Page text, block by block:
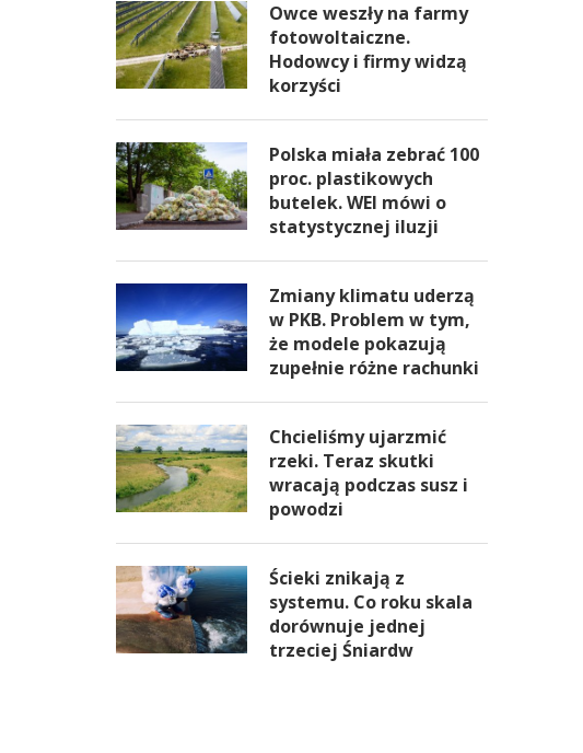
Owce weszły na farmy
fotowoltaiczne.
Hodowcy i firmy widzą
korzyści
Polska miała zebrać 100
proc. plastikowych
butelek. WEI mówi o
statystycznej iluzji
Zmiany klimatu uderzą
w PKB. Problem w tym,
że modele pokazują
zupełnie różne rachunki
Chcieliśmy ujarzmić
rzeki. Teraz skutki
wracają podczas susz i
powodzi
Ścieki znikają z
systemu. Co roku skala
dorównuje jednej
trzeciej Śniardw